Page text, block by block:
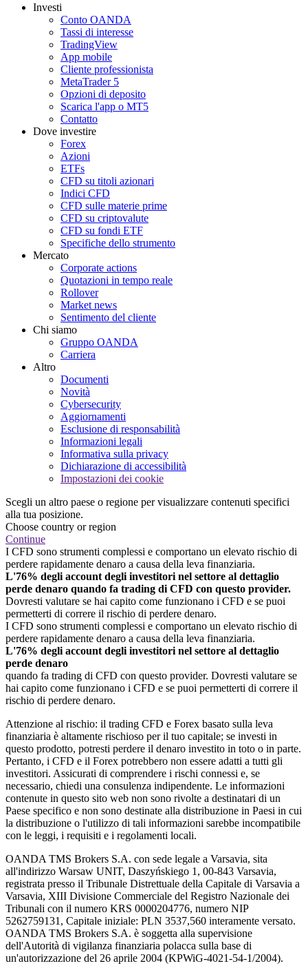
Investi
Conto OANDA
Tassi di interesse
TradingView
App mobile
Cliente professionista
MetaTrader 5
Opzioni di deposito
Scarica l'app o MT5
Contatto
Dove investire
Forex
Azioni
ETFs
CFD su titoli azionari
Indici CFD
CFD sulle materie prime
CFD su criptovalute
CFD su fondi ETF
Specifiche dello strumento
Mercato
Corporate actions
Quotazioni in tempo reale
Rollover
Market news
Sentimento del cliente
Chi siamo
Gruppo OANDA
Carriera
Altro
Documenti
Novità
Cybersecurity
Aggiornamenti
Esclusione di responsabilità
Informazioni legali
Informativa sulla privacy
Dichiarazione di accessibilità
Impostazioni dei cookie
Scegli un altro paese o regione per visualizzare contenuti specifici
alla tua posizione.
Choose country or region
Continue
I CFD sono strumenti complessi e comportano un elevato rischio di
perdere rapidamente denaro a causa della leva finanziaria.
L'76% degli account degli investitori nel settore al dettaglio
perde denaro quando fa trading di CFD con questo provider.
Dovresti valutare se hai capito come funzionano i CFD e se puoi
permetterti di correre il rischio di perdere denaro.
I CFD sono strumenti complessi e comportano un elevato rischio di
perdere rapidamente denaro a causa della leva finanziaria.
L'76% degli account degli investitori nel settore al dettaglio
perde denaro
quando fa trading di CFD con questo provider. Dovresti valutare se
hai capito come funzionano i CFD e se puoi permetterti di correre il
rischio di perdere denaro.
Attenzione al rischio: il trading CFD e Forex basato sulla leva
finanziaria è altamente rischioso per il tuo capitale; se investi in
questo prodotto, potresti perdere il denaro investito in toto o in parte.
Pertanto, i CFD e il Forex potrebbero non essere adatti a tutti gli
investitori. Assicurati di comprendere i rischi connessi e, se
necessario, chiedi una consulenza indipendente. Le informazioni
contenute in questo sito web non sono rivolte a destinatari di un
Paese specifico e non sono destinate alla distribuzione in Paesi in cui
la distribuzione o l'utilizzo di tali informazioni sarebbe incompatibile
con le leggi, i requisiti e i regolamenti locali.
OANDA TMS Brokers S.A. con sede legale a Varsavia, sita
all'indirizzo Warsaw UNIT, Daszyńskiego 1, 00-843 Varsavia,
registrata presso il Tribunale Distrettuale della Capitale di Varsavia a
Varsavia, XIII Divisione Commerciale del Registro Nazionale dei
Tribunali con il numero KRS 0000204776, numero NIP
5262759131, Capitale iniziale: PLN 3537,560 interamente versato.
OANDA TMS Brokers S.A. è soggetta alla supervisione
dell'Autorità di vigilanza finanziaria polacca sulla base di
un'autorizzazione del 26 aprile 2004 (KPWiG-4021-54-1/2004).